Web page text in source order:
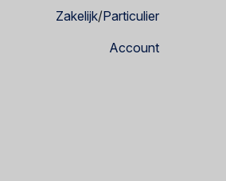
Zakelijk/Particulier
Account